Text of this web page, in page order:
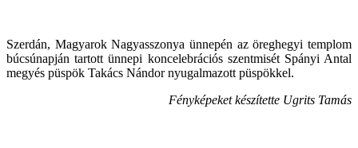
Szerdán, Magyarok Nagyasszonya ünnepén az öreghegyi templom
búcsúnapján tartott ünnepi koncelebrációs szentmisét Spányi Antal
megyés püspök Takács Nándor nyugalmazott püspökkel.
Fényképeket készítette Ugrits Tamás